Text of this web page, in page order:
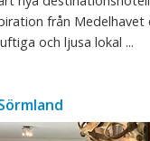
från Medelhavet
och ljusa lokal ...